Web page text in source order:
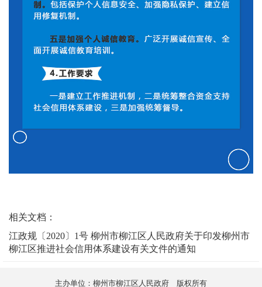
相关文档：
江政规〔2020〕1号 柳州市柳江区人民政府关于印发柳州市
柳江区推进社会信用体系建设有关文件的通知
主办单位：柳州市柳江区人民政府 版权所有